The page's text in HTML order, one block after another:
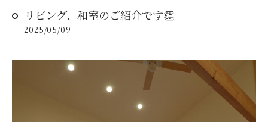
リビング、和室のご紹介です👏
2025/05/09